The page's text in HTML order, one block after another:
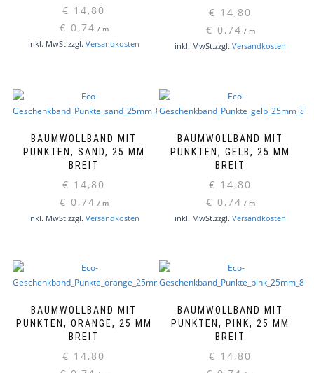
€ 14,80
€ 0,74 / m
inkl. MwSt.zzgl. Versandkosten
€ 14,80
€ 0,74 / m
inkl. MwSt.zzgl. Versandkosten
BAUMWOLLBAND MIT
PUNKTEN, SAND, 25 MM
BREIT
€ 14,80
€ 0,74 / m
inkl. MwSt.zzgl. Versandkosten
BAUMWOLLBAND MIT
PUNKTEN, GELB, 25 MM
BREIT
€ 14,80
€ 0,74 / m
inkl. MwSt.zzgl. Versandkosten
BAUMWOLLBAND MIT
PUNKTEN, ORANGE, 25 MM
BREIT
€ 14,80
BAUMWOLLBAND MIT
PUNKTEN, PINK, 25 MM
BREIT
€ 14,80